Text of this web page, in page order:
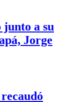
junto a su
Jorge